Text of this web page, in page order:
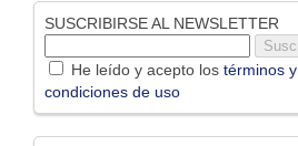
SUSCRIBIRSE AL NEWSLETTER
He leído y acepto los términos y
condiciones de uso